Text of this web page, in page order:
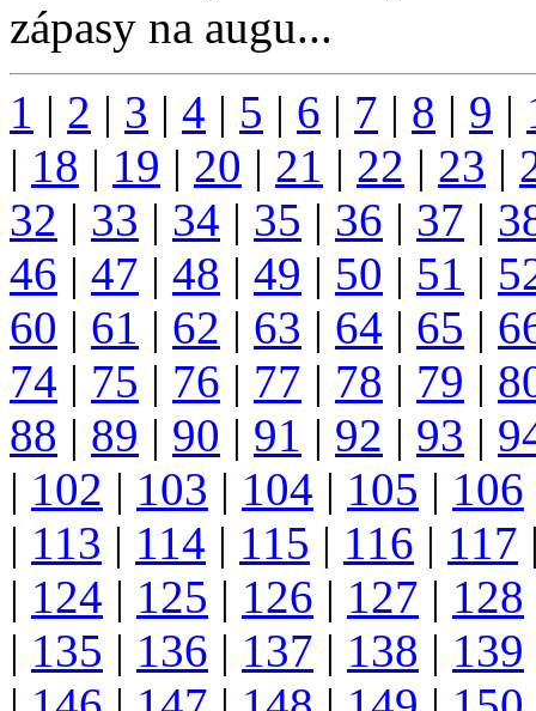
zápasy na augu...
1 | 2 | 3 | 4 | 5 | 6 | 7 | 8 | 9 |
| 18 | 19 | 20 | 21 | 22 | 23 |
32 | 33 | 34 | 35 | 36 | 37 |
46 | 47 | 48 | 49 | 50 | 51 |
60 | 61 | 62 | 63 | 64 | 65 |
74 | 75 | 76 | 77 | 78 | 79 |
88 | 89 | 90 | 91 | 92 | 93 |
| 102 | 103 | 104 | 105 | 106
| 113 | 114 | 115 | 116 | 117
| 124 | 125 | 126 | 127 | 128
| 135 | 136 | 137 | 138 | 139